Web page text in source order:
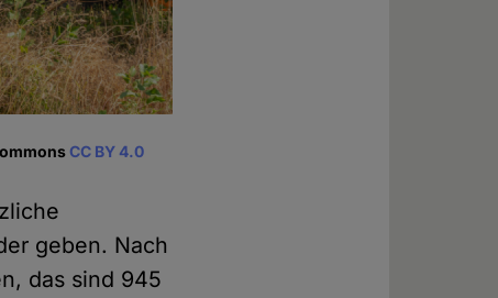
CC BY 4.0
geben. Nach
das sind 945